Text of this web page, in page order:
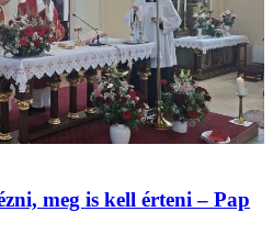
meg is kell érteni – Pap